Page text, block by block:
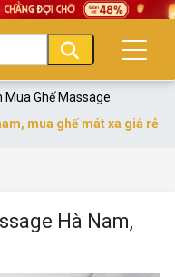
Mua Ghế Massage
mua ghế mát xa giá rẻ
Hà Nam,